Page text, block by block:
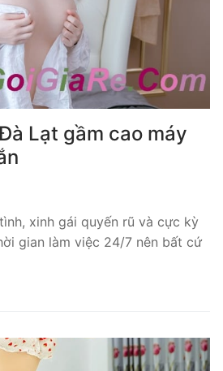
Lạt gầm cao máy
xinh gái quyến rũ và cực kỳ
gian làm việc 24/7 nên bất cứ